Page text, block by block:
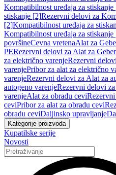
Kompatibilnost uređaja za stiskanje
stiskanje [2]Rezervni delovi za
[2]Kompatibilnost uređaja za
Kompatibilnost uređaja za
površineCevna vretenaAlat za
PERezervni delovi za Alat za
za električno varenjeRezervni
varenjePribor za alat za električno
varenjeRezervni delovi za Alat za
autogeno varenjeRezervni delovi
varenjeAlat za obradu cevi
ceviPribor za alat za obradu cevi
obradu ceviDaljinsko upravljanje
Kategorije proizvoda
Kupatilske serije
Novosti